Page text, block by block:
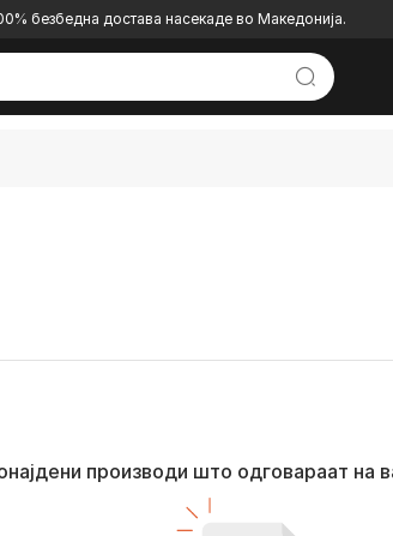
безбедна достава насекаде во Македонија.
производи што одговараат на